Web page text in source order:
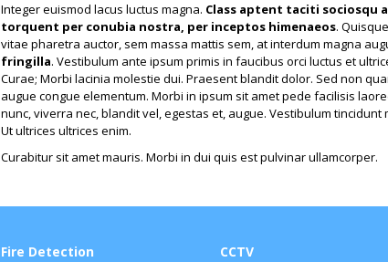
Integer euismod lacus luctus magna. Class aptent taciti sociosqu
torquent per conubia nostra, per inceptos himenaeos.
vitae pharetra auctor, sem massa mattis sem, at interdum magna
fringilla. Vestibulum ante ipsum primis in faucibus orci luctus et
Curae; Morbi lacinia molestie dui. Praesent blandit dolor. Sed non
augue congue elementum. Morbi in ipsum sit amet pede facilisis
nunc, viverra nec, blandit vel, egestas et, augue. Vestibulum tincidunt
Ut ultrices ultrices enim.
Curabitur sit amet mauris. Morbi in dui quis est pulvinar ullamcorper.
Fire Detection CCTV